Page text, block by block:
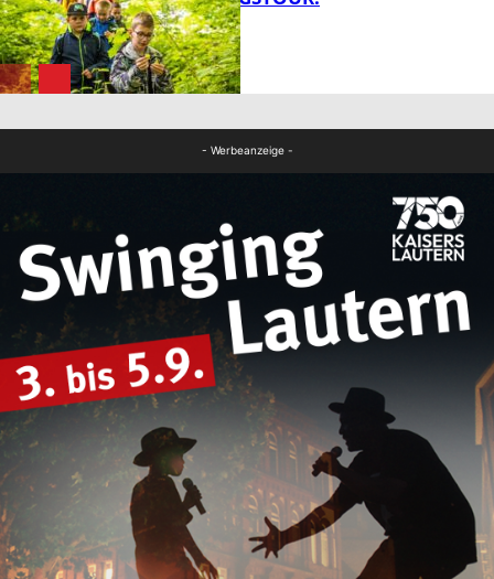
FB News
- Werbeanzeige -